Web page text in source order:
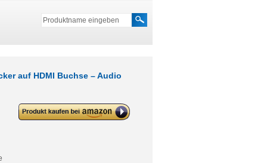
auf HDMI Buchse – Audio
deleyCON Mini HDMI Adapter
Kabel Portsaver Mini HDMI